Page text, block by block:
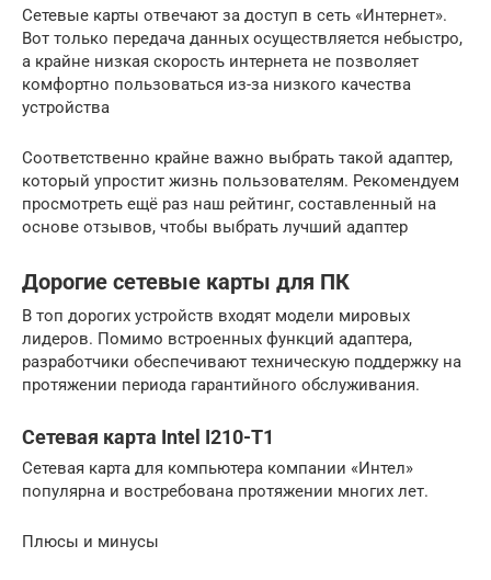
Сетевые карты отвечают за доступ в сеть «Интернет».
Вот только передача данных осуществляется небыстро,
а крайне низкая скорость интернета не позволяет
комфортно пользоваться из-за низкого качества
устройства
Соответственно крайне важно выбрать такой адаптер,
который упростит жизнь пользователям. Рекомендуем
просмотреть ещё раз наш рейтинг, составленный на
основе отзывов, чтобы выбрать лучший адаптер
Дорогие сетевые карты для ПК
В топ дорогих устройств входят модели мировых
лидеров. Помимо встроенных функций адаптера,
разработчики обеспечивают техническую поддержку на
протяжении периода гарантийного обслуживания.
Сетевая карта Intel I210-T1
Сетевая карта для компьютера компании «Интел»
популярна и востребована протяжении многих лет.
Плюсы и минусы